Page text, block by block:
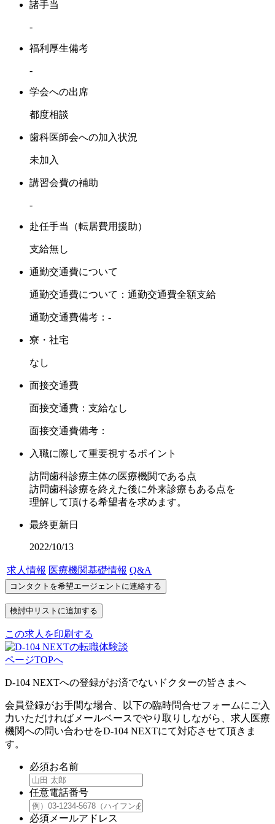
諸手当
-
福利厚生備考
-
学会への出席
都度相談
歯科医師会への加入状況
未加入
講習会費の補助
-
赴任手当（転居費用援助）
支給無し
通勤交通費について
通勤交通費について：通勤交通費全額支給
通勤交通費備考：-
寮・社宅
なし
面接交通費
面接交通費：支給なし
面接交通費備考：
入職に際して重要視するポイント
訪問歯科診療主体の医療機関である点
訪問歯科診療を終えた後に外来診療もある点を
理解して頂ける希望者を求めます。
最終更新日
2022/10/13
求人情報 医療機関基礎情報 Q&A
この求人を印刷する
ページTOPへ
D-104 NEXTへの登録がお済でないドクターの皆さまへ
会員登録がお手間な場合、以下の臨時問合せフォームにご入
力いただければメールベースでやり取りしながら、求人医療
機関への問い合わせをD-104 NEXTにて対応させて頂きま
す。
必須お名前
任意電話番号
必須 メールアドレス